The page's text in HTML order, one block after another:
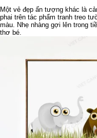
Một vẻ đẹp ấn tượng khác là
phai trên tác phẩm tranh treo
màu. Nhẹ nhàng gợi lên trong
thơ bé.